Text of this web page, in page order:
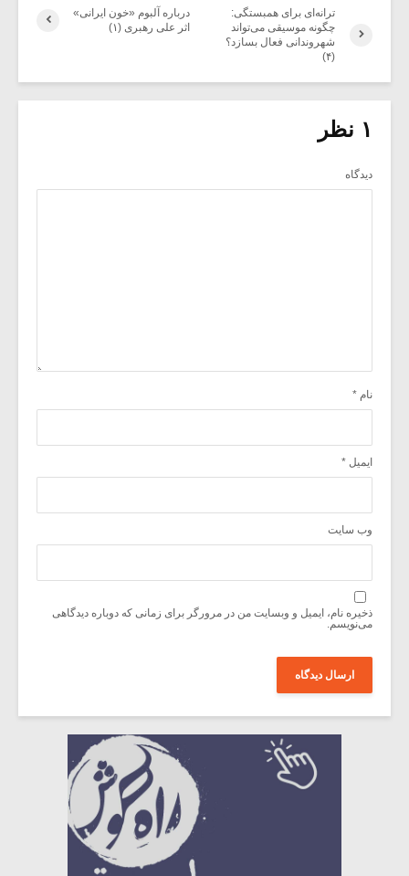
درباره آلبوم «خون ایرانی»
اثر علی رهبری (۱)
ترانه‌ای برای همبستگی:
چگونه موسیقی می‌تواند
شهروندانی فعال بسازد؟
(۴)
۱ نظر
دیدگاه
نام *
ایمیل *
وب‌ سایت
ذخیره نام، ایمیل و وبسایت من در مرورگر برای زمانی که دوباره دیدگاهی
می‌نویسم.